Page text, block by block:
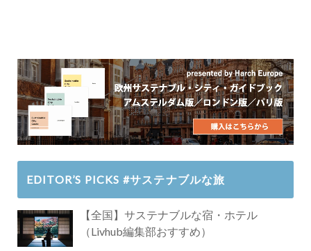
EDITOR’S PICKS #サステナブルな旅
【全国】サステナブルな宿・ホテル
（Livhub編集部おすすめ）